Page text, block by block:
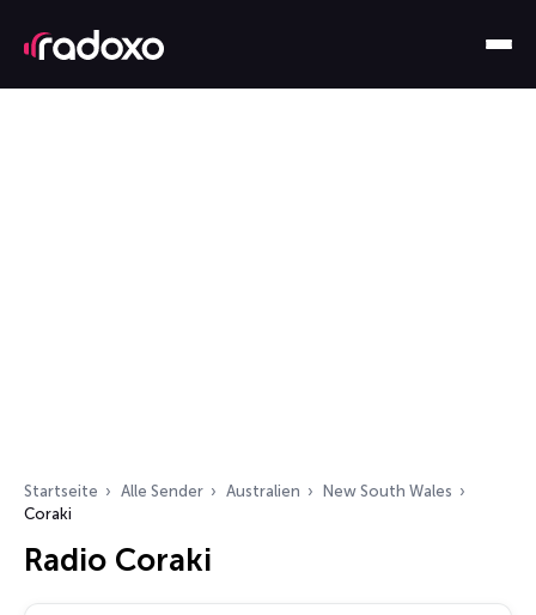
Startseite Alle Sender Australien
New South Wales
Coraki
Radio Coraki